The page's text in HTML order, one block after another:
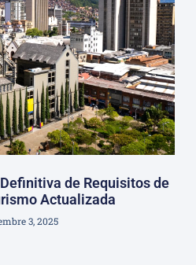
de Requisitos de
Actualizada
3, 2025